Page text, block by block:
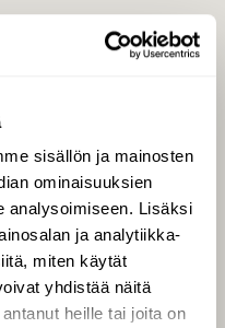
sisällön ja mainosten
ominaisuuksien
analysoimiseen. Lisäksi
ja analytiikka-
miten käytät
yhdistää näitä
heille tai joita on
digilukuoikeus
parasta juttua
uutiskirje
LUONNON­